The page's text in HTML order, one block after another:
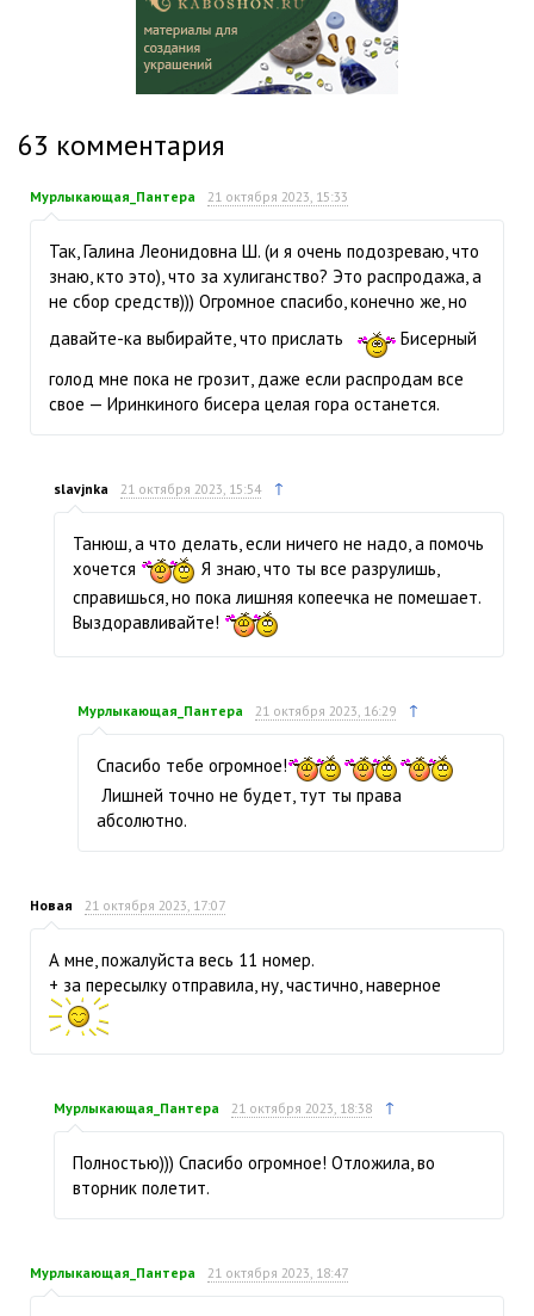
63 комментария
Мурлыкающая_Пантера 21 октября 2023, 15:33
Так, Галина Леонидовна Ш. (и я очень подозреваю, что
знаю, кто это), что за хулиганство? Это распродажа, а
не сбор средств))) Огромное спасибо, конечно же, но
давайте-ка выбирайте, что прислать
Бисерный
голод мне пока не грозит, даже если распродам все
свое — Иринкиного бисера целая гора останется.
slavjnka 21 октября 2023, 15:54 ↑
Танюш, а что делать, если ничего не надо, а помочь
хочется
Я знаю, что ты все разрулишь,
справишься, но пока лишняя копеечка не помешает.
Выздоравливайте!
Мурлыкающая_Пантера 21 октября 2023, 16:29 ↑
Спасибо тебе огромное!
Лишней точно не будет, тут ты права
абсолютно.
Новая 21 октября 2023, 17:07
А мне, пожалуйста весь 11 номер.
+ за пересылку отправила, ну, частично, наверное
Мурлыкающая_Пантера 21 октября 2023, 18:38 ↑
Полностью))) Спасибо огромное! Отложила, во
вторник полетит.
Мурлыкающая_Пантера 21 октября 2023, 18:47